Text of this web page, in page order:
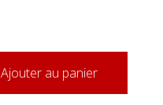
Ajouter au panier